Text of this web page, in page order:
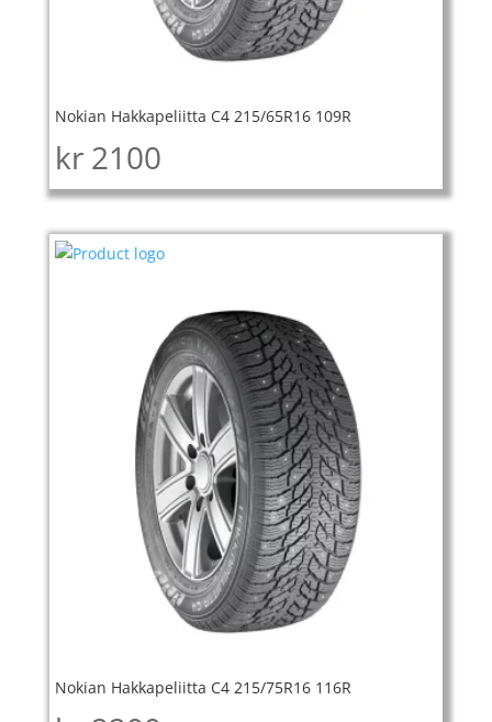
Nokian Hakkapeliitta C4 215/65R16 109R
kr 2100
Nokian Hakkapeliitta C4 215/75R16 116R